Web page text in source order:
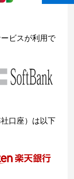
ビスが利用で
口座）は以下